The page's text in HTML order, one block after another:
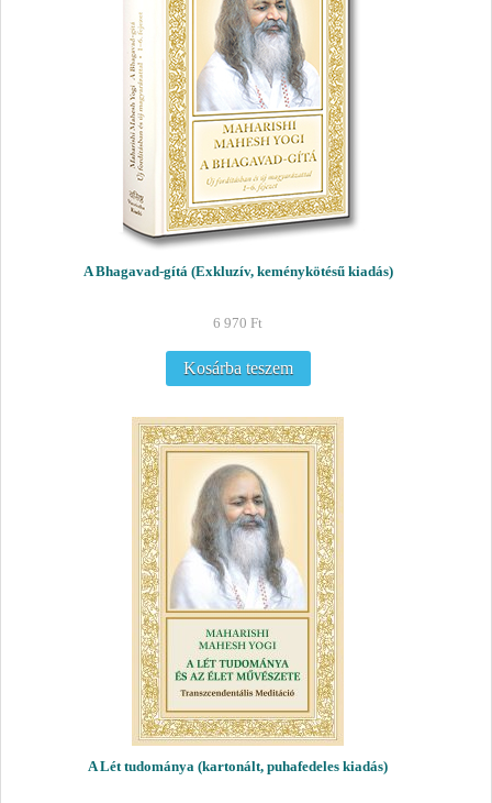
A Bhagavad-gítá (Exkluzív, keménykötésű kiadás)
6 970 Ft
Kosárba teszem
A Lét tudománya (kartonált, puhafedeles kiadás)